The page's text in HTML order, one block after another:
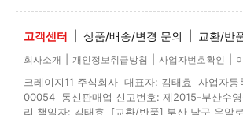
고객센터 상품/배송/변경 문의 교환/반
회사소개 개인정보취급방침 사업자번호확인
크레이지11 주식회사 대표자: 김태효 사업자
00054 통신판매업 신고번호: 제2015-부산수
리 책임자: 김태효 [교환/반품] 부산 남구 우암